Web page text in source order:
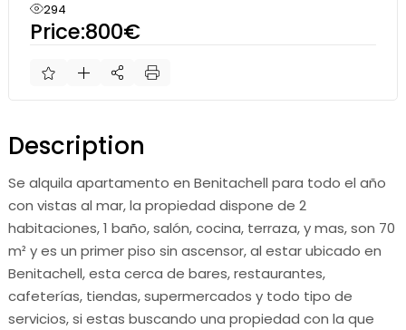
294
Price:800€
Description
Se alquila apartamento en Benitachell para todo el año
con vistas al mar, la propiedad dispone de 2
habitaciones, 1 baño, salón, cocina, terraza, y mas, son 70
m² y es un primer piso sin ascensor, al estar ubicado en
Benitachell, esta cerca de bares, restaurantes,
cafeterías, tiendas, supermercados y todo tipo de
servicios, si estas buscando una propiedad con la que